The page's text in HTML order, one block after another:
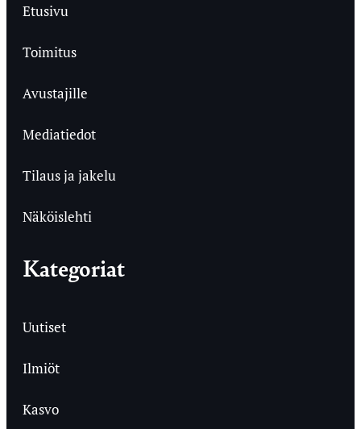
Etusivu
Toimitus
Avustajille
Mediatiedot
Tilaus ja jakelu
Näköislehti
Kategoriat
Uutiset
Ilmiöt
Kasvo